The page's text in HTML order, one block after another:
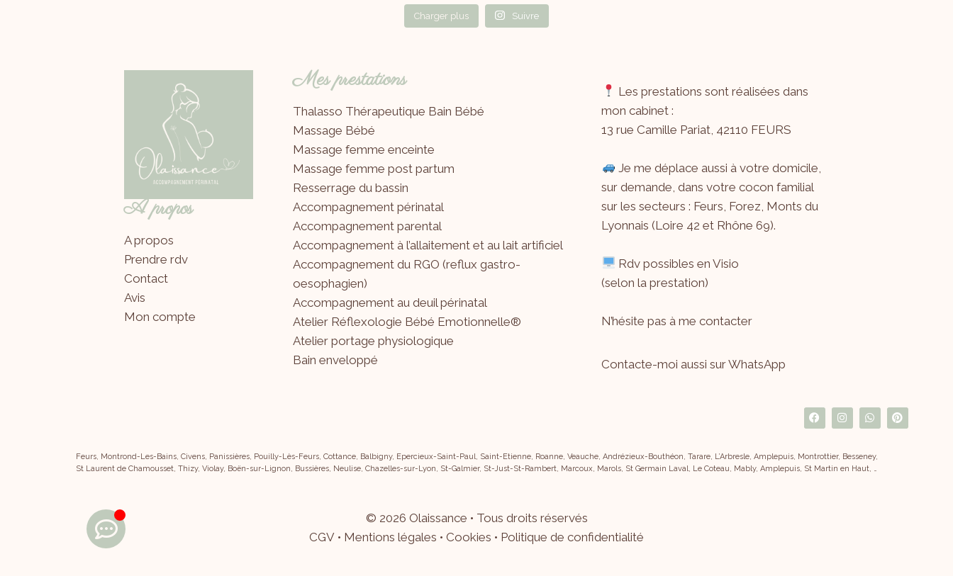
Charger plus Suivre
A propos
A propos
Prendre rdv
Contact
Avis
Mon compte
Mes prestations
Thalasso Thérapeutique Bain Bébé
Massage Bébé
Massage femme enceinte
Massage femme post partum
Resserrage du bassin
Accompagnement périnatal
Accompagnement parental
Accompagnement à l’allaitement et au lait artificiel
Accompagnement du RGO (reflux gastro-
oesophagien)
Accompagnement au deuil périnatal
Atelier Réflexologie Bébé Emotionnelle®
Atelier portage physiologique
Bain enveloppé
Les prestations sont réalisées dans
mon cabinet :
13 rue Camille Pariat, 42110 FEURS
Je me déplace aussi à votre domicile,
sur demande, dans votre cocon familial
sur les secteurs : Feurs, Forez, Monts du
Lyonnais (Loire 42 et Rhône 69).
Rdv possibles en Visio
(selon la prestation)
N’hésite pas à mecontacter
Contacte-moi aussi sur WhatsApp
Feurs, Montrond-Les-Bains, Civens, Panissières, Pouilly-Lès-Feurs, Cottance, Balbigny, Epercieux-Saint-Paul, Saint-Etienne, Roanne, Veauche, Andrézieux-Bouthéon, Tarare, L’Arbresle, Amplepuis, Montrottier, Besseney,
St Laurent de Chamousset, Thizy, Violay, Boën-sur-Lignon, Bussières, Neulise, Chazelles-sur-Lyon, St-Galmier, St-Just-St-Rambert, Marcoux, Marols, St Germain Laval, Le Coteau, Mably, Amplepuis, St Martin en Haut, …
© 2026 Olaissance • Tous droits réservés
CGV • Mentions légales • Cookies • Politique de confidentialité